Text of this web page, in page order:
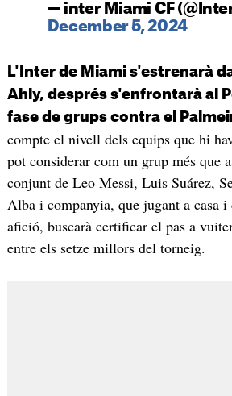
— inter Miami CF
December 5, 2024
L'Inter de Miami s'estrenarà
Ahly, després s'enfrontarà al
fase de grups contra el
compte el nivell dels equips que hi
pot considerar com un grup més que
conjunt de Leo Messi, Luis Suárez,
Alba i companyia, que jugant a casa i
afició, buscarà certificar el pas a
entre els setze millors del torneig.